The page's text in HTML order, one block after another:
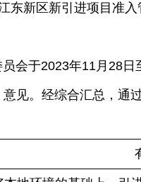
东新区新引进项目准
于2023年11月28日
见。经综合汇总，